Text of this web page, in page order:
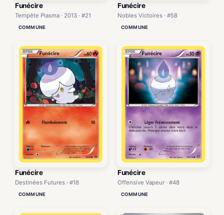
Funécire
Tempête Plasma · 2013 · #21
COMMUNE
Funécire
Nobles Victoires · #58
COMMUNE
Funécire
Destinées Futures · #18
COMMUNE
Funécire
Offensive Vapeur · #48
COMMUNE